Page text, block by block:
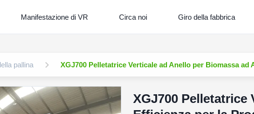
Manifestazione di VR Circa noi Giro della fabbrica
pallina XGJ700 Pelletatrice Verticale ad Anello per Biomassa
XGJ700